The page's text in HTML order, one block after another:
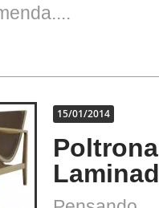
15/01/2014